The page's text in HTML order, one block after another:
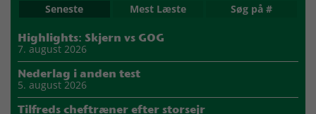
Seneste Mest Læste Søg på #
Highlights: Skjern vs GOG
7. august 2026
Nederlag i anden test
5. august 2026
Tilfreds cheftræner efter storsejr